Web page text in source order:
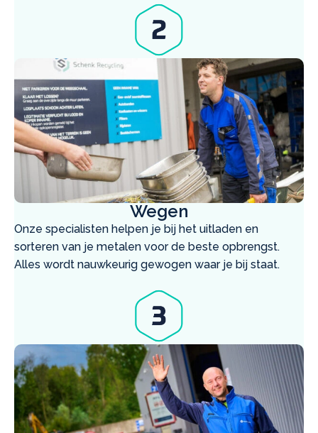
Wegen
Onze specialisten helpen je bij het uitladen en
sorteren van je metalen voor de beste opbrengst.
Alles wordt nauwkeurig gewogen waar je bij staat.